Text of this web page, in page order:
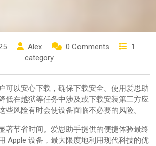
Alex 0 Comments
1
category
可以安心下载，确保下载安全。使用爱思助
低在越狱等任务中涉及或下载安装第三方应
些风险有时会使设备面临不必要的风险。
著节省时间。爱思助手提供的便捷体验最终
Apple 设备，最大限度地利用现代科技的优